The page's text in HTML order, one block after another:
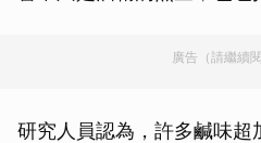
廣告（請繼續
研究人員認為，許多鹹味超